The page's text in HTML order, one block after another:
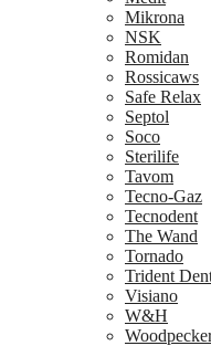
Mikrona
NSK
Romidan
Rossicaws
Safe Relax
Septol
Soco
Sterilife
Tavom
Tecno-Gaz
Tecnodent
The Wand
Tornado
Trident
Visiano
W&H